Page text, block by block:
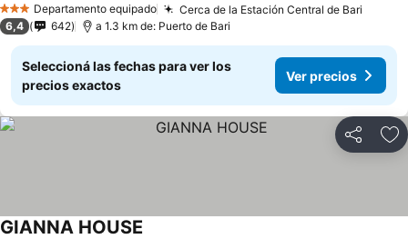
3 EstrellasDepartamento equipado Cerca de la Estación Central de Bari
6,4 642 a 1.3 km de: Puerto de Bari
Seleccioná las fechas para ver los
precios exactos
Ver precios
Compartir
GIANNA HOUSE